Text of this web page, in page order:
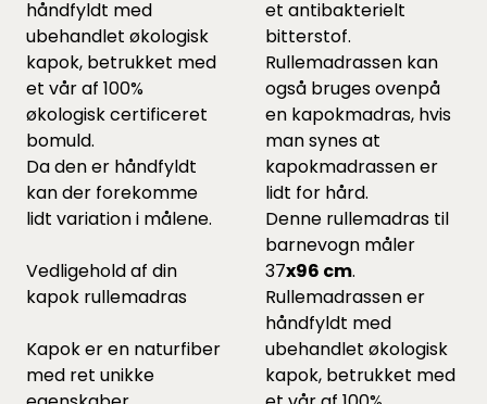
håndfyldt med
ubehandlet økologisk
kapok, betrukket med
et vår af 100%
økologisk certificeret
bomuld.
Da den er håndfyldt
kan der forekomme
lidt variation i målene.
Vedligehold af din
kapok rullemadras
Kapok er en naturfiber
med ret unikke
et antibakterielt
bitterstof.
Rullemadrassen kan
også bruges ovenpå
en kapokmadras, hvis
man synes at
kapokmadrassen er
lidt for hård.
Denne rullemadras til
barnevogn måler
37x96 cm.
Rullemadrassen er
håndfyldt med
ubehandlet økologisk
kapok, betrukket med